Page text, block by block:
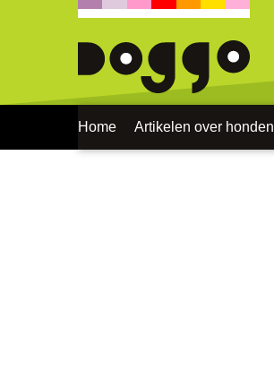
Home Artikelen over honden